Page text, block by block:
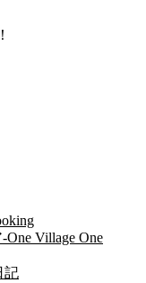
Village One
記